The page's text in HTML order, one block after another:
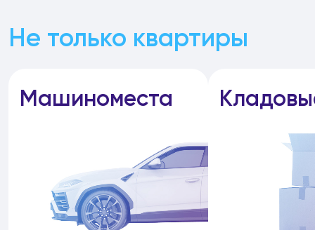
Не только квартиры
Машиноместа